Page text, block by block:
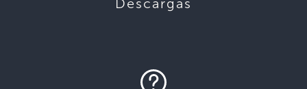
Descargas